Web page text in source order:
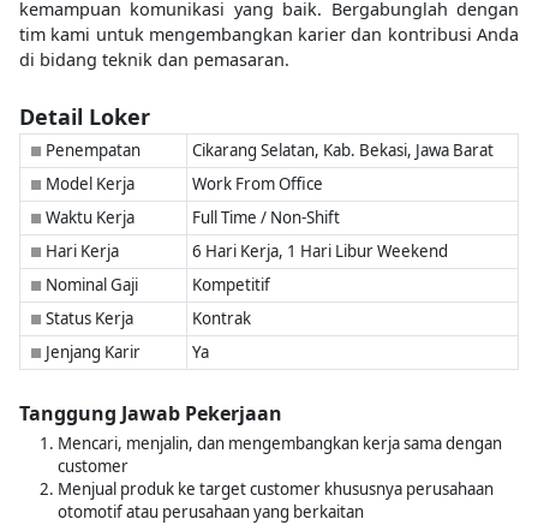
kemampuan komunikasi yang baik. Bergabunglah dengan
tim kami untuk mengembangkan karier dan kontribusi Anda
di bidang teknik dan pemasaran.
Detail Loker
■ Penempatan Cikarang Selatan, Kab. Bekasi, Jawa Barat
■ Model Kerja Work From Office
■ Waktu Kerja Full Time / Non-Shift
■ Hari Kerja 6 Hari Kerja, 1 Hari Libur Weekend
■ Nominal Gaji Kompetitif
■ Status Kerja Kontrak
■ Jenjang Karir Ya
Tanggung Jawab Pekerjaan
Mencari, menjalin, dan mengembangkan kerja sama dengan
customer
Menjual produk ke target customer khususnya perusahaan
otomotif atau perusahaan yang berkaitan